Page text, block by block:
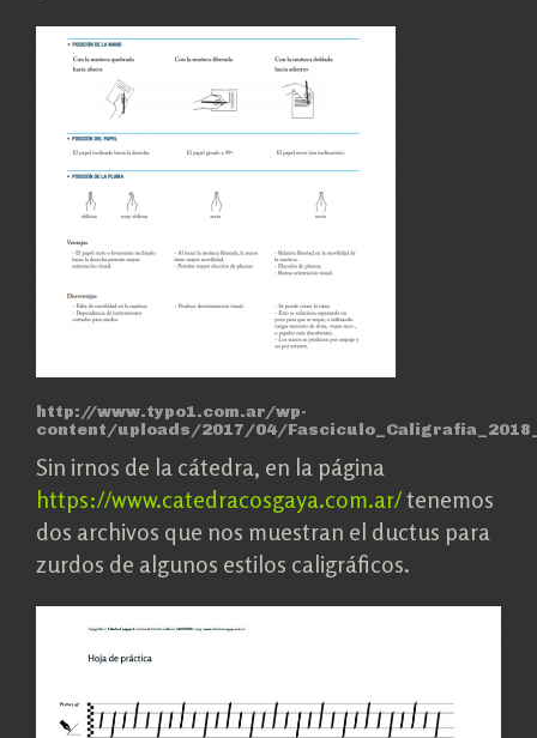
http://www.typo1.com.ar/wp-
content/uploads/2017/04/
Sin irnos de la cátedra, en la página
https://www.catedracosgaya.com.ar/tenemos
dos archivos que nos muestran el ductus para
zurdos de algunos estilos caligráficos.